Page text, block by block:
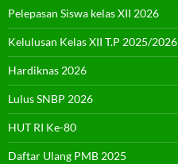
Pelepasan Siswa kelas XII 2026
Kelulusan Kelas XII T.P 2025/2026
Hardiknas 2026
Lulus SNBP 2026
HUT RI Ke-80
Daftar Ulang PMB 2025